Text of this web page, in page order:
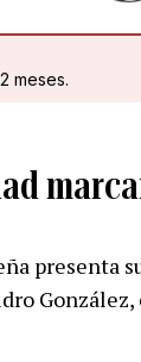
meses.
presenta
González,